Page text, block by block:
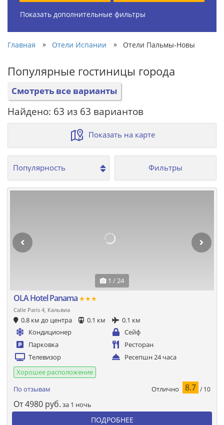
Показать дополнительные фильтры
Главная » Отели Испании » Отели Пальмы-Новы
Популярные гостиницы города
Смотреть все варианты
Найдено: 63 из 63 вариантов
Показать на карте
Фильтры
1 / 24
OLA Hotel Panama ★★★
Calle Paris 4, Кальвиа
0.8 км до центра 0.1 км
0.1 км
Кондиционер
Сейф
Парковка
Ресторан
Телевизор
Ресепшн 24 часа
Хорошее расположение
По отзывам
Отлично 8.7 / 10
От4980 руб. за 1 ночь
ПОДРОБНЕЕ